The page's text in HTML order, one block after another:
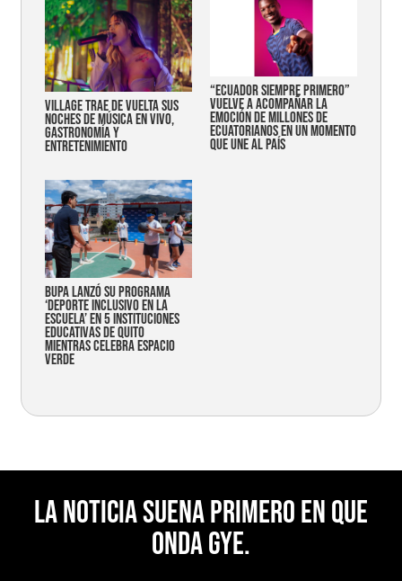
Village trae de vuelta sus
noches de música en vivo,
gastronomía y
entretenimiento
“Ecuador siempre primero”
vuelve a acompañar la
emoción de millones de
ecuatorianos en un momento
que une al país
Bupa lanzó su programa
‘Deporte Inclusivo en la
Escuela’ en 5 instituciones
educativas de Quito
mientras celebra espacio
verde
La noticia suena primero en Que
Onda Gye.